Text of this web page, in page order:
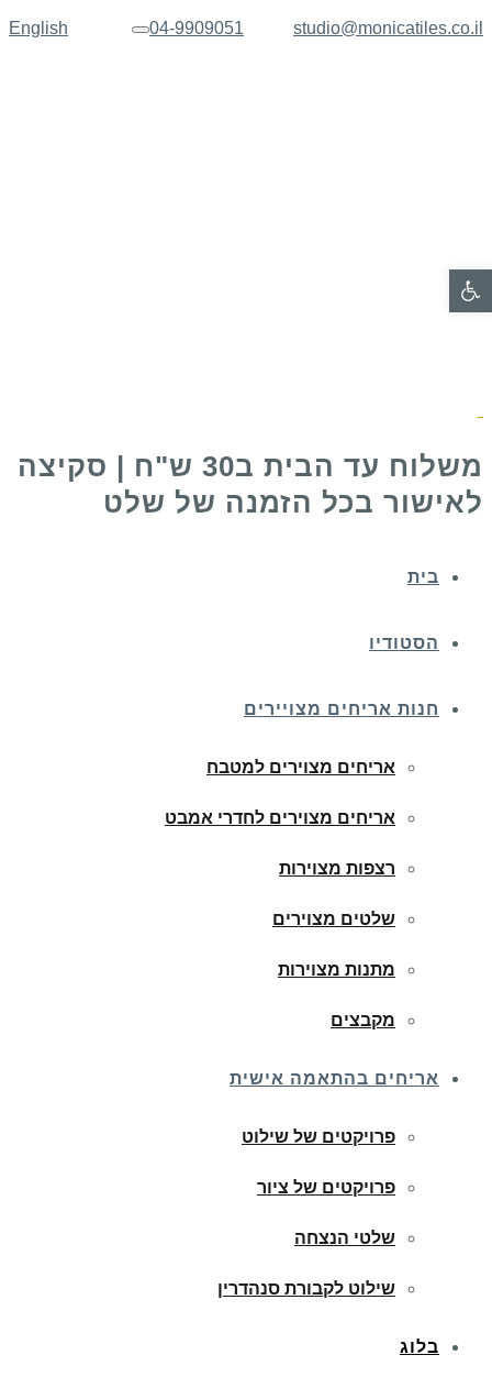
English studio@monicatiles.co.il
04-9909051 תפריט
משלוח עד הבית ב30 ש"ח | סקיצה
לאישור בכל הזמנה של שלט
בית
הסטודיו
חנות אריחים מצויירים
אריחים מצוירים למטבח
אריחים מצוירים לחדרי אמבט
רצפות מצוירות
שלטים מצוירים
מתנות מצוירות
מקבצים
אריחים בהתאמה אישית
פרויקטים של שילוט
פרויקטים של ציור
שלטי הנצחה
שילוט לקבורת סנהדרין
בלוג
פתח סרגל נגישות